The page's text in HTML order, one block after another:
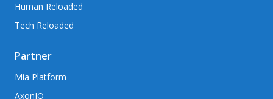
Human Reloaded
Tech Reloaded
Partner
Mia Platform
AxonIQ